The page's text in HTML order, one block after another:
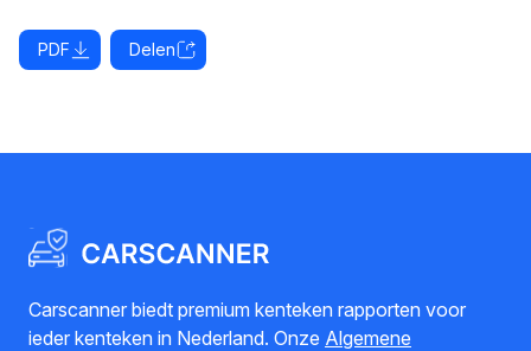
PDF Delen
Carscanner biedt premium kenteken rapporten voor
ieder kenteken in Nederland. Onze Algemene